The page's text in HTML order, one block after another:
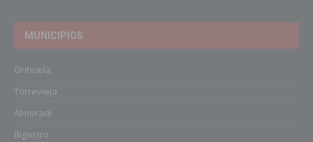
MUNICIPIOS
Orihuela
Torrevieja
Almoradí
Bigastro